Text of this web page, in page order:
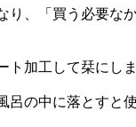
り、「買う必要な
ト加工して栞にし
呂の中に落とすと